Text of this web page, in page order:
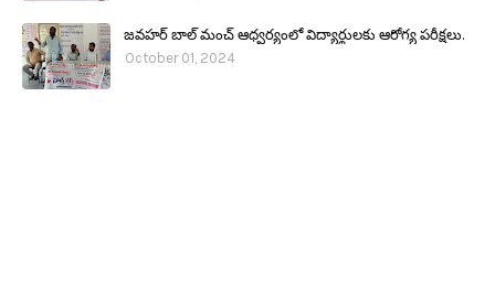
జవహర్ బాల్ మంచ్ ఆధ్వర్యంలో విద్యార్థులకు ఆరోగ్య పరీక్షలు.
October 01, 2024